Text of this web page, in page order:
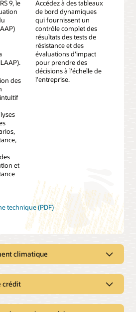
9, le
des
et
Accédez à des tableaux
de bord dynamiques
qui fournissent un
contrôle complet des
résultats des tests de
résistance et des
évaluations d'impact
pour prendre des
décisions à l'échelle de
l'entreprise.
technique (PDF)
climatique
positif sur le
climatique, la
une économie à
crédit